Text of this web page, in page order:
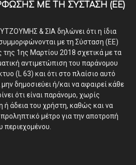
ΜΕ ΤΗ ΣΎΣΤΑΣΗ (ΕΕ)
& ΣΙΑ δηλώνει ότι η ίδια
με τη Σύσταση (ΕΕ)
1ης Μαρτίου 2018 σχετικά με τα
αντιμετώπιση του παράνομου
(L 63) και ότι στο πλαίσιο αυτό
δημοσιεύει ή/και να αφαιρεί κάθε
ότι είναι παράνομο, χωρίς
άδεια του χρήστη, καθώς και να
μέτρο για την αποτροπή
περιεχομένου.